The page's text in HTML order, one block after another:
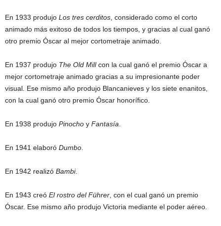
En 1933 produjo Los tres cerditos , considerado como el corto
animado más exitoso de todos los tiempos, y gracias al cual ganó
otro premio Óscar al mejor cortometraje animado.
En 1937 produjo The Old Millcon la cual ganó el premio Óscar a
mejor cortometraje animado gracias a su impresionante poder
visual. Ese mismo año produjo Blancanieves y los siete enanitos,
con la cual ganó otro premio Óscar honorífico.
En 1938 produjo Pinocho y Fantasía
En 1941 elaboró Dumbo
En 1942 realizó Bambi.
En 1943 creó El rostro del Führer , con el cual ganó un premio
Óscar. Ese mismo año produjo Victoria mediante el poder aéreo.